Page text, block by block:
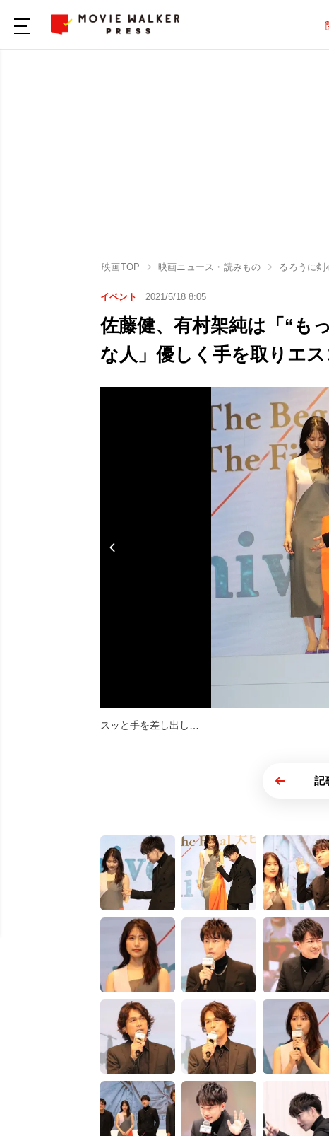
映画TOP 映画ニュース・読みもの るろうに
イベント 2021/5/18 8:05
佐藤健、有村架純は「“も
な人」優しく手を取りエ
スッと手を差し出し…
記